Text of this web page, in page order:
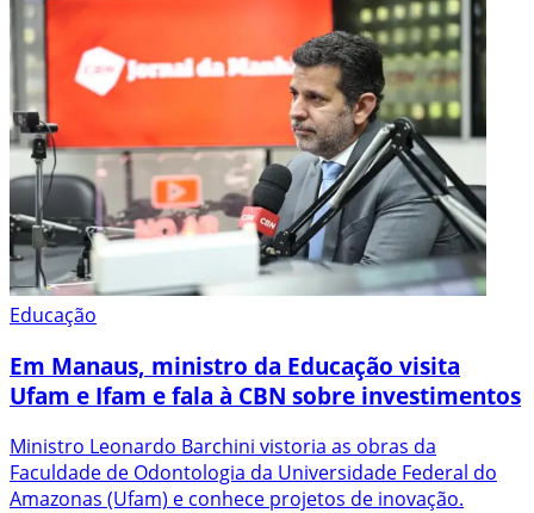
Educação
Em Manaus, ministro da Educação visita
Ufam e Ifam e fala à CBN sobre investimentos
Ministro Leonardo Barchini vistoria as obras da
Faculdade de Odontologia da Universidade Federal do
Amazonas (Ufam) e conhece projetos de inovação.